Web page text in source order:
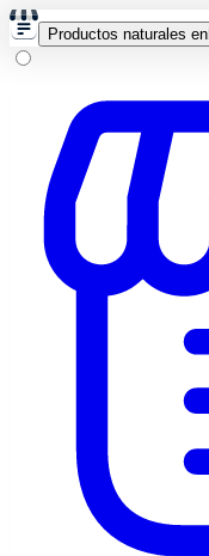
Productos naturales en